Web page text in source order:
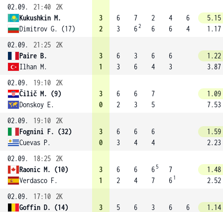
02.09.
21:40
2K
Kukushkin M.
Dimitrov G. (17)
3
2
6
3
7
62
2
6
4
6
6
4
5.15
1.17
02.09.
21:25
2K
Paire B.
Ilhan M.
3
1
6
3
3
6
6
4
6
3
1.22
3.87
02.09.
19:10
2K
Čilič M. (9)
Donskoy E.
3
0
6
2
6
3
7
5
1.09
7.53
02.09.
19:10
2K
Fognini F. (32)
Cuevas P.
3
0
6
3
6
4
6
4
1.59
2.23
02.09.
18:25
2K
Raonic M. (10)
Verdasco F.
3
1
6
2
6
4
6 5
7
7
6 1
1.48
2.52
02.09.
17:10
2K
Goffin D. (14)
3
5
6
3
6
6
1.14